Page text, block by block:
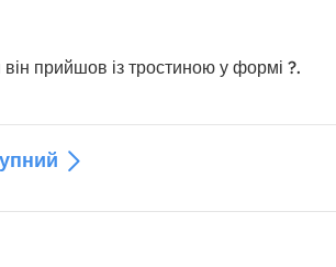
прийшов із тростиною у формі ?.